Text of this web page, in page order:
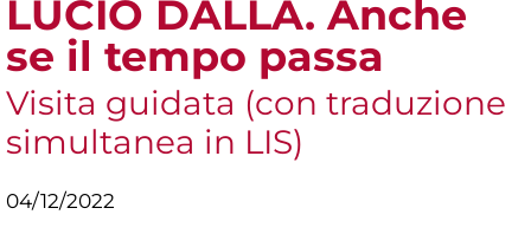
LUCIO DALLA. Anche
se il tempo passa
Visita guidata (con traduzione
simultanea in LIS)
04/12/2022